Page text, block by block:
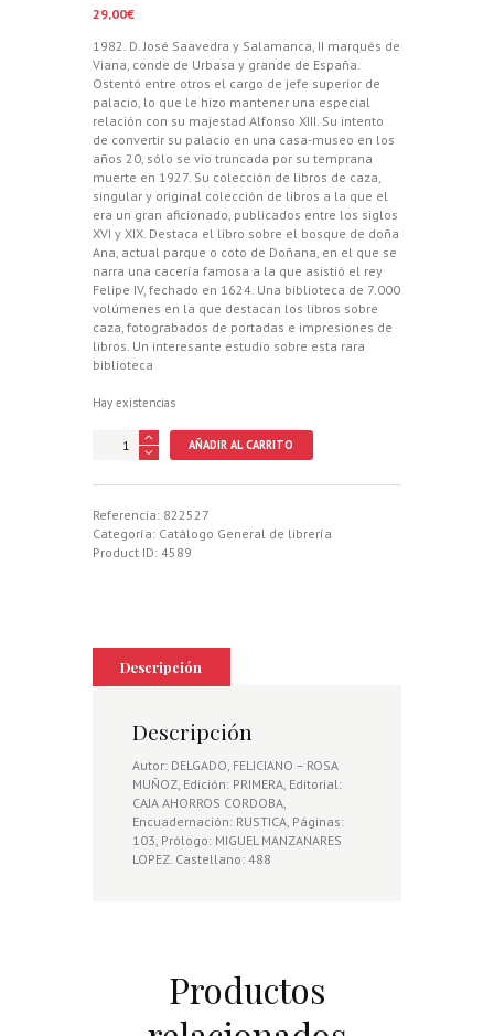
29,00€
1982. D. José Saavedra y Salamanca, II marqués de
Viana, conde de Urbasa y grande de España.
Ostentó entre otros el cargo de jefe superior de
palacio, lo que le hizo mantener una especial
relación con su majestad Alfonso XIII. Su intento
de convertir su palacio en una casa-museo en los
años 20, sólo se vio truncada por su temprana
muerte en 1927. Su colección de libros de caza,
singular y original colección de libros a la que el
era un gran aficionado, publicados entre los siglos
XVI y XIX. Destaca el libro sobre el bosque de doña
Ana, actual parque o coto de Doñana, en el que se
narra una cacería famosa a la que asistió el rey
Felipe IV, fechado en 1624. Una biblioteca de 7.000
volúmenes en la que destacan los libros sobre
caza, fotograbados de portadas e impresiones de
libros. Un interesante estudio sobre esta rara
biblioteca
Hay existencias
LIBROS
LA
BIBLIOTECA
DEL
ESTUDIO
BIBLIOGRAFICO
cantidad
AÑADIR AL CARRITO
Referencia: 822527
Categoría: Catálogo General de librería
Product ID: 4589
Descripción
Descripción
Autor: DELGADO, FELICIANO – ROSA
MUÑOZ, Edición: PRIMERA, Editorial:
CAJA AHORROS CORDOBA,
Encuadernación: RUSTICA, Páginas:
103, Prólogo: MIGUEL MANZANARES
LOPEZ. Castellano: 488
Productos